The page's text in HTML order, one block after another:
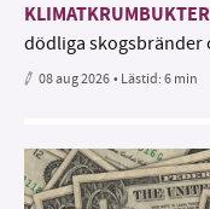
KLIMATKRUMBUKTER
dödliga skogsbränder
08 aug 2026• Lästid:6 min